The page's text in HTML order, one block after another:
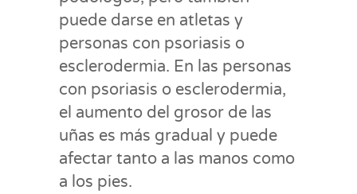
puede darse en atletas y
personas con psoriasis o
esclerodermia. En las personas
con psoriasis o esclerodermia,
el aumento del grosor de las
uñas es más gradual y puede
afectar tanto a las manos como
a los pies.